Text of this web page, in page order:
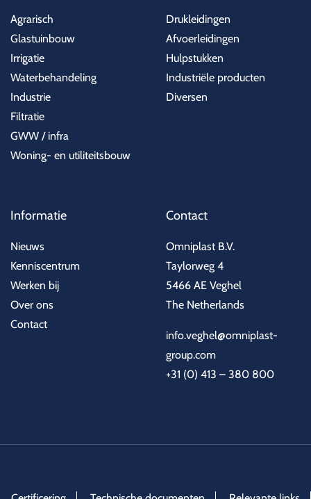
Agrarisch
Glastuinbouw
Irrigatie
Waterbehandeling
Industrie
Filtratie
GWW / infra
Woning- en utiliteitsbouw
Drukleidingen
Afvoerleidingen
Hulpstukken
Industriële producten
Diversen
Informatie
Nieuws
Kenniscentrum
Werken bij
Over ons
Contact
Contact
Omniplast B.V.
Taylorweg 4
5466 AE Veghel
The Netherlands
info.veghel@omniplast-
group.com
+31 (0) 413 – 380 800